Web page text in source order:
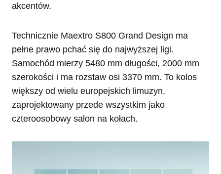
akcentów.
Technicznie Maextro S800 Grand Design ma
pełne prawo pchać się do najwyższej ligi.
Samochód mierzy 5480 mm długości, 2000 mm
szerokości i ma rozstaw osi 3370 mm. To kolos
większy od wielu europejskich limuzyn,
zaprojektowany przede wszystkim jako
czteroosobowy salon na kołach.